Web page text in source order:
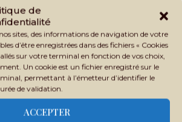
de
sites, des informations de navigation de votre
d’être enregistrées dans des fichiers « Cookies
sur votre terminal en fonction de vos choix,
Un cookie est un fichier enregistré sur le
permettant à l’émetteur d’identifier le
de validation.
ACCEPTER
du concours pédagogique et littéraire
les meilleurs talents scolaires et